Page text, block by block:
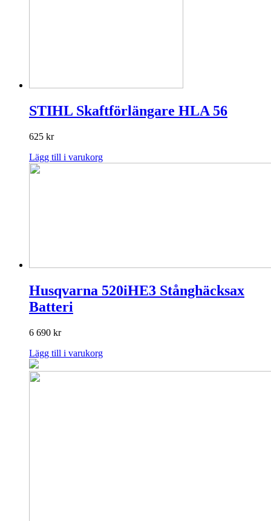
STIHL Skaftförlängare HLA 56
625 kr
Lägg till i varukorg
Husqvarna 520iHE3 Stånghäcksax
Batteri
6 690 kr
Lägg till i varukorg